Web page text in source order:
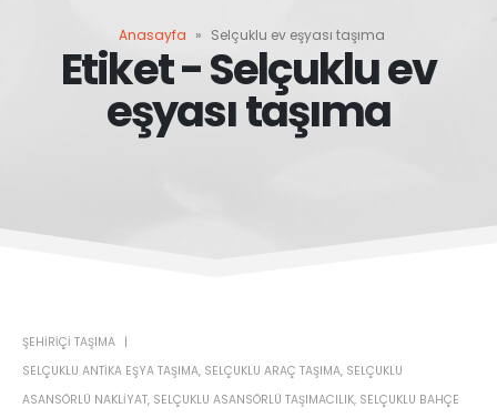
Anasayfa » Selçuklu ev eşyası taşıma
Etiket - Selçuklu ev
eşyası taşıma
ŞEHIRIÇI TAŞIMA
SELÇUKLU ANTIKA EŞYA TAŞIMA, SELÇUKLU ARAÇ TAŞIMA, SELÇUKLU
ASANSÖRLÜ NAKLIYAT, SELÇUKLU ASANSÖRLÜ TAŞIMACILIK, SELÇUKLU BAHÇE